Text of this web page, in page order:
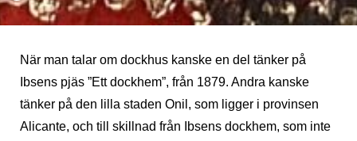
När man talar om dockhus kanske en del tänker på
Ibsens pjäs ”Ett dockhem”, från 1879. Andra kanske
tänker på den lilla staden Onil, som ligger i provinsen
Alicante, och till skillnad från Ibsens dockhem, som inte